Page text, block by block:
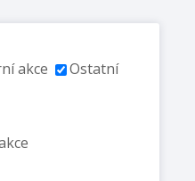
akce
Ostatní